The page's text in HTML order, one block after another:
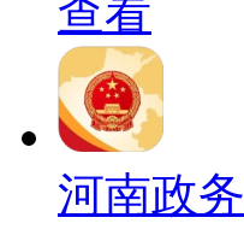
查看
河南政务